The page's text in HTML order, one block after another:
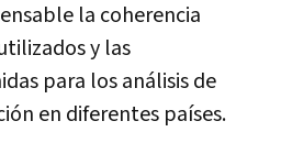
la coherencia
y las
para los análisis de
en diferentes países.